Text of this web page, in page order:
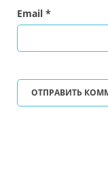
Email *